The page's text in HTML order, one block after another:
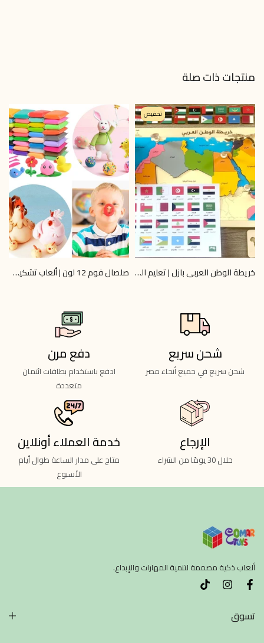
منتجات ذات صلة
تخفيض
خريطة الوطن العربي بازل | تعليم الجغرافيا 6+ | Omar Toys
صلصال فوم 12 لون | ألعاب تشكيل آمنة | Omar Toys
شحن سريع
شحن سريع في جميع أنحاء مصر
دفع مرن
ادفع باستخدام بطاقات ائتمان
متعددة
الإرجاع
خلال 30 يومًا من الشراء
خدمة العملاء أونلاين
متاح على مدار الساعة طوال أيام
الأسبوع
ألعاب ذكية مصممة لتنمية المهارات والإبداع.
تسوق